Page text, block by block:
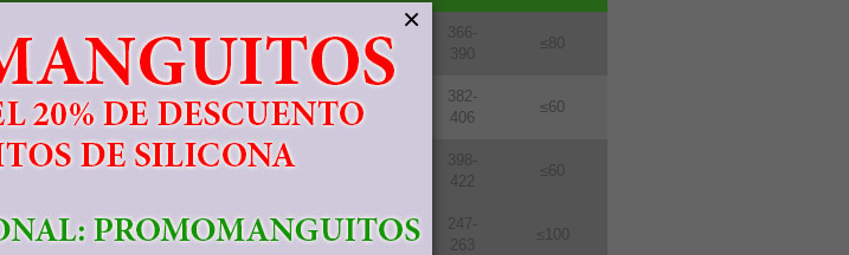
1.38-
1.42
10.5 836 ≥12 ≥955 46-49
366-
390
≤80
1.40-
1.45
10.0 796 ≥11 ≥876
382-
406
≤60
1.43-
10.0 796 ≥11 ≥876
398-
422
≤60
1.13-
1.17
10.5 836 ≥14 ≥1114 31-33
247-
263
≤100
×